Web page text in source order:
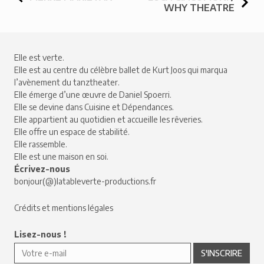
WHY THEATRE
Elle est verte.
Elle est au centre du célèbre ballet de Kurt Joos qui marqua
l’avènement du tanztheater.
Elle émerge d’une œuvre de Daniel Spoerri.
Elle se devine dans Cuisine et Dépendances.
Elle appartient au quotidien et accueille les rêveries.
Elle offre un espace de stabilité.
Elle rassemble.
Elle est une maison en soi.
Écrivez-nous
bonjour(@)latableverte-productions.fr
Crédits et mentions légales
Lisez-nous !